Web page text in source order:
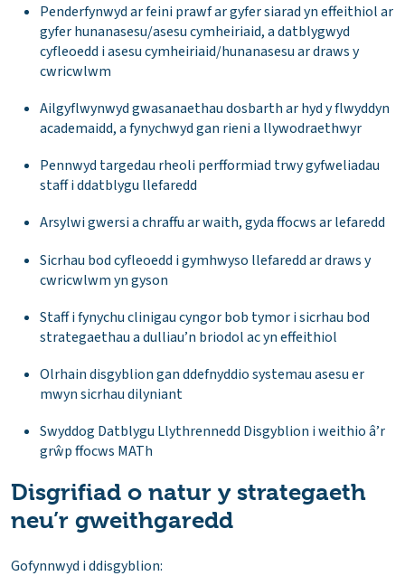
Penderfynwyd ar feini prawf ar gyfer siarad yn effeithiol ar
gyfer hunanasesu/asesu cymheiriaid, a datblygwyd
cyfleoedd i asesu cymheiriaid/hunanasesu ar draws y
cwricwlwm
Ailgyflwynwyd gwasanaethau dosbarth ar hyd y flwyddyn
academaidd, a fynychwyd gan rieni a llywodraethwyr
Pennwyd targedau rheoli perfformiad trwy gyfweliadau
staff i ddatblygu llefaredd
Arsylwi gwersi a chraffu ar waith, gyda ffocws ar lefaredd
Sicrhau bod cyfleoedd i gymhwyso llefaredd ar draws y
cwricwlwm yn gyson
Staff i fynychu clinigau cyngor bob tymor i sicrhau bod
strategaethau a dulliau’n briodol ac yn effeithiol
Olrhain disgyblion gan ddefnyddio systemau asesu er
mwyn sicrhau dilyniant
Swyddog Datblygu Llythrennedd Disgyblion i weithio â’r
grŵp ffocws MATh
Disgrifiad o natur y strategaeth
neu’r gweithgaredd
Gofynnwyd i ddisgyblion: